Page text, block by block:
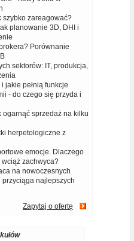
szybko zareagować?
planowanie 3D, DHI i
Porównanie
sektorów: IT, produkcja,
jakie pełnią funkcje
- do czego się przyda i
ogarnąć sprzedaż na kilku
herpetologiczne z
emocje. Dlaczego
zachwyca?
na nowoczesnych
najlepszych
Zapytaj o ofertę